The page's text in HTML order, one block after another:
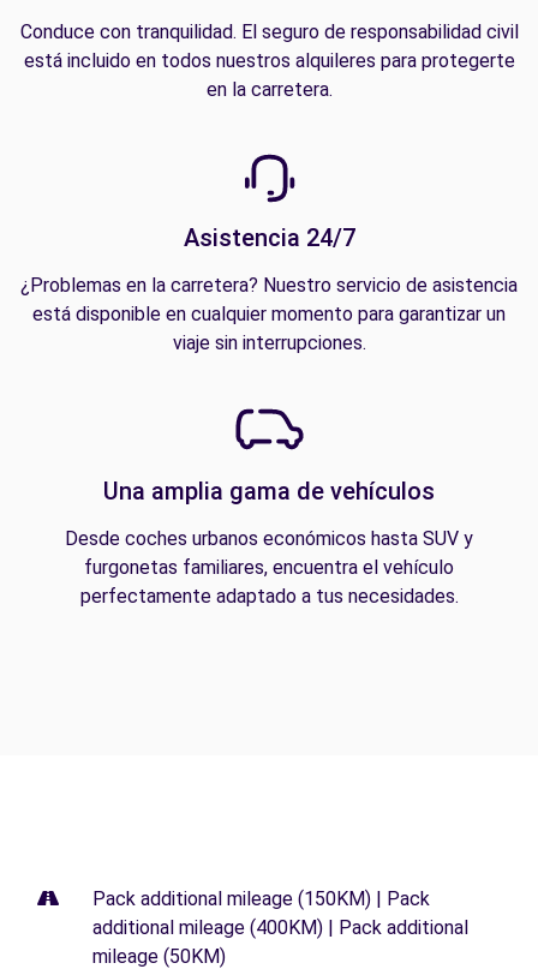
Conduce con tranquilidad. El seguro de responsabilidad civil
está incluido en todos nuestros alquileres para protegerte
en la carretera.
Asistencia 24/7
¿Problemas en la carretera? Nuestro servicio de asistencia
está disponible en cualquier momento para garantizar un
viaje sin interrupciones.
Una amplia gama de vehículos
Desde coches urbanos económicos hasta SUV y
furgonetas familiares, encuentra el vehículo
perfectamente adaptado a tus necesidades.
Pack additional mileage (150KM) | Pack
additional mileage (400KM) | Pack additional
mileage (50KM)